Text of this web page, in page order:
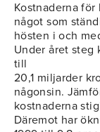
Kostnaderna
något som
hösten i och
Under året steg
till
20,1 miljarder
någonsin.
kostnaderna
Däremot har